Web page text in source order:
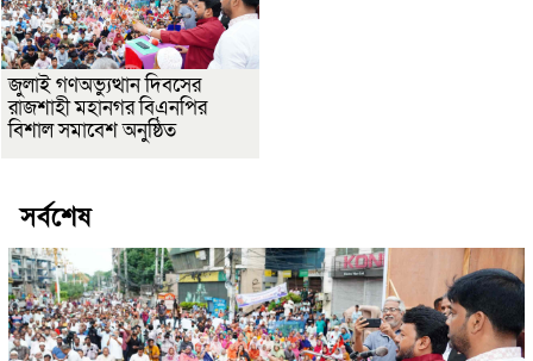
জুলাই গণঅভ্যুত্থান দিবসের
রাজশাহী মহানগর বিএনপির
বিশাল সমাবেশ অনুষ্ঠিত
সর্বশেষ